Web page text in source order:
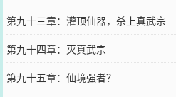
第九十三章：灌顶仙器，杀上真武宗
第九十四章：灭真武宗
第九十五章：仙境强者？